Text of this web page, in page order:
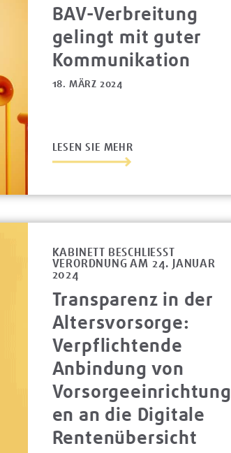
BAV-Verbreitung
gelingt mit guter
Kommunikation
18. MÄRZ 2024
LESEN SIE MEHR
KABINETT BESCHLIESST V
ERORDNUNG AM 24. JANUAR 2
024
Transparenz in der
Altersvorsorge:
Verpflichtende
Anbindung von
Vorsorgeeinrichtung
en an die Digitale
Rentenübersicht